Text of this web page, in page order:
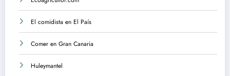
El comidista en El País
Comer en Gran Canaria
Huleymantel